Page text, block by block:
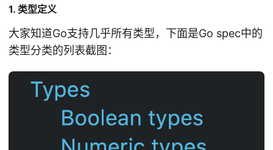
1. 类型定义
大家知道Go支持几乎所有类型，下面是Go spec中的
类型分类的列表截图：